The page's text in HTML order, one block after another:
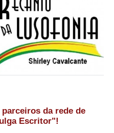
da rede de
Escritor"!